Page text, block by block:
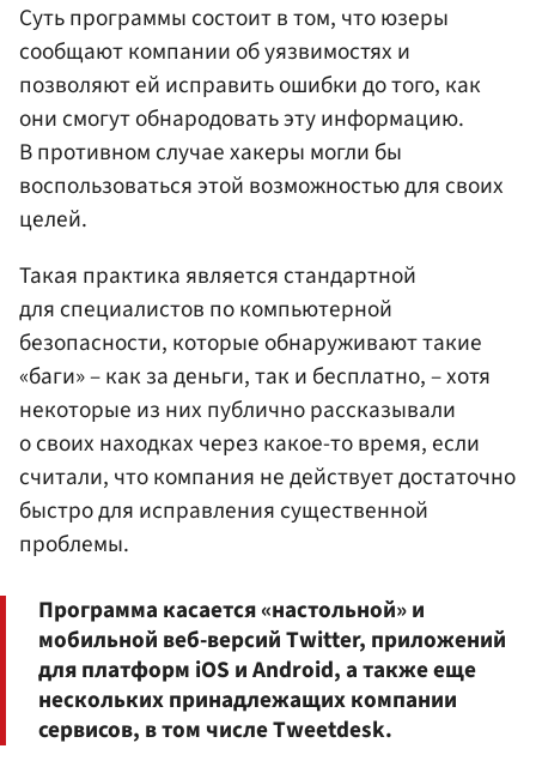
Суть программы состоит в том, что юзеры
сообщают компании об уязвимостях и
позволяют ей исправить ошибки до того, как
они смогут обнародовать эту информацию.
В противном случае хакеры могли бы
воспользоваться этой возможностью для своих
целей.
Такая практика является стандартной
для специалистов по компьютерной
безопасности, которые обнаруживают такие
«баги» – как за деньги, так и бесплатно, – хотя
некоторые из них публично рассказывали
о своих находках через какое-то время, если
считали, что компания не действует достаточно
быстро для исправления существенной
проблемы.
Программа касается «настольной» и
мобильной веб-версий Twitter, приложений
для платформ iOS и Android, а также еще
нескольких принадлежащих компании
сервисов, в том числе Tweetdesk.